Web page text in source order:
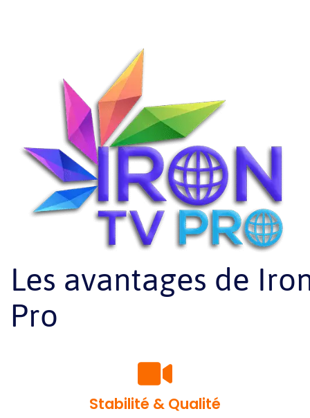
Les avantages de
Pro
Stabilité & Qualité